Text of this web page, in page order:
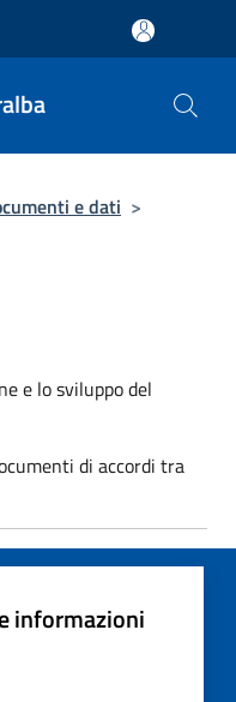
e dati >
e lo sviluppo del
di accordi tra
informazioni